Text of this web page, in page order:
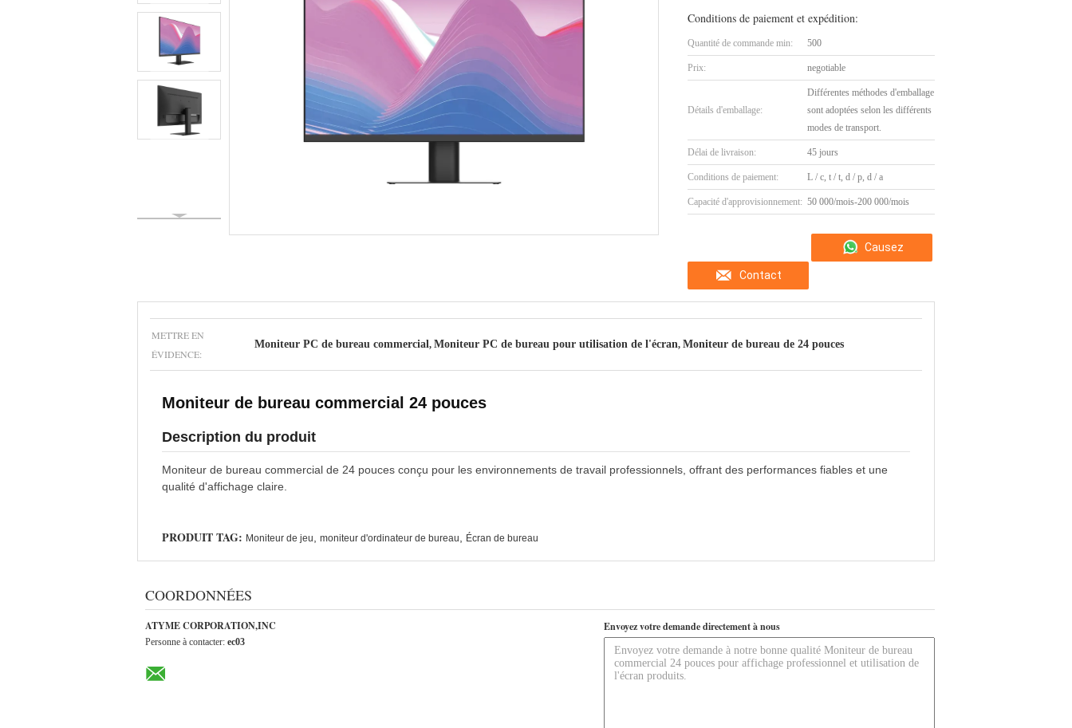
Conditions de paiement et expédition:
Quantité de commande min: 500
Prix: negotiable
Détails d'emballage:
Différentes méthodes d'emballage
sont adoptées selon les différents
modes de transport.
Délai de livraison: 45 jours
Conditions de paiement: L / c, t / t, d / p, d / a
Capacité d'approvisionnement: 50 000/mois-200 000/mois
Contact
Causez
METTRE EN
ÉVIDENCE:
Moniteur PC de bureau commercial, Moniteur PC de bureau pour utilisation de l'écran, Moniteur de bureau de 24 pouces
Moniteur de bureau commercial 24 pouces
Description du produit
Moniteur de bureau commercial de 24 pouces conçu pour les environnements de travail professionnels, offrant des performances fiables et une
qualité d'affichage claire.
PRODUIT TAG: Moniteur de jeu moniteur d'ordinateur de bureau Écran de bureau
COORDONNÉES
ATYME CORPORATION,INC
Personne à contacter: ec03
Envoyez votre demande directement à nous